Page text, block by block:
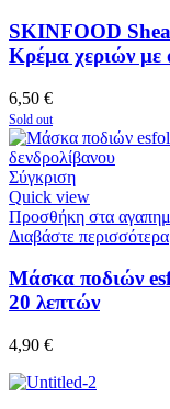
SKINFOOD
Κρέμα χεριών
6,50 €
Sold out
Σύγκριση
Quick view
Προσθήκη στα
Διαβάστε περισσότερα
Μάσκα ποδιών
20 λεπτών
4,90 €